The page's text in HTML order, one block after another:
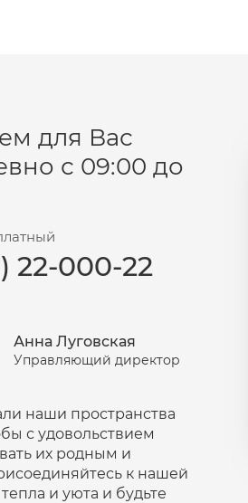
для Вас
с 09:00 до
22-000-22
Анна Луговская
Управляющий директор
наши пространства
с удовольствием
их родным и
к нашей
и уюта и будьте